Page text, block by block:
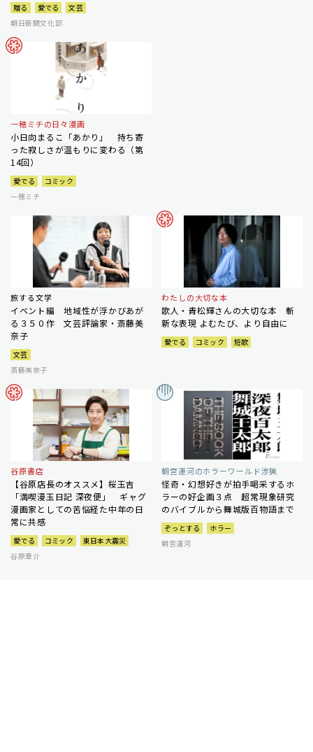
贈る 愛でる
文芸
朝日新聞文化部
一穂ミチの日々漫画
小日向まるこ「あかり」 持ち寄
った寂しさが温もりに変わる（第
14回）
愛でる
コミック
一穂ミチ
旅する文学
イベント編 地域性が浮かびあが
る３５０作 文芸評論家・斎藤美
奈子
文芸
斎藤美奈子
わたしの大切な本
歌人・青松輝さんの大切な本 斬
新な表現 よむたび、より自由に
愛でる コミック 短歌
谷原書店
【谷原店長のオススメ】桜玉吉
「満喫漫玉日記 深夜便」 ギャグ
漫画家としての苦悩経た中年の日
常に共感
愛でる コミック
東日本大震災
谷原章介
朝宮運河のホラーワールド渉猟
怪奇・幻想好きが拍手喝采するホ
ラーの好企画３点 超常現象研究
のバイブルから舞城版百物語まで
ぞっとする
ホラー
朝宮運河